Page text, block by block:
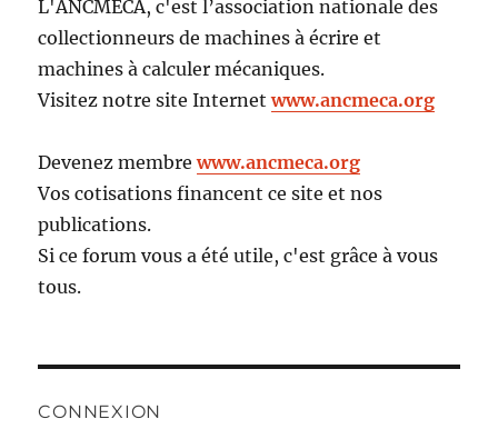
L'ANCMECA, c'est l’association nationale des
collectionneurs de machines à écrire et
machines à calculer mécaniques.
Visitez notre site Internetwww.ancmeca.org
Devenez membrewww.ancmeca.org
Vos cotisations financent ce site et nos
publications.
Si ce forum vous a été utile, c'est grâce à vous
tous.
CONNEXION